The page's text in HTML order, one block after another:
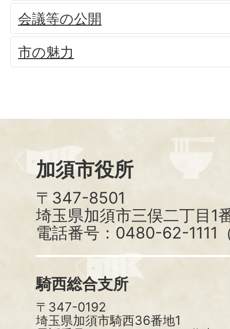
会議等の公開
市の魅力
加須市役所
〒347-8501
埼玉県加須市三俣二丁目1
電話番号：0480-62-1111
騎西総合支所
〒347-0192
埼玉県加須市騎西36番地1